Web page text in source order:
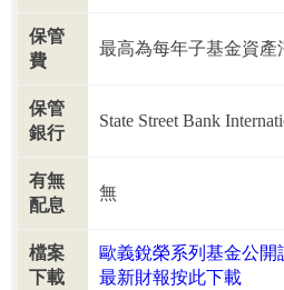
保管
費
最高為每年子基金資產
保管
銀行
State Street Bank
有無
配息
無
檔案
下載
歐義銳榮系列基金公開
最新財報按此下載